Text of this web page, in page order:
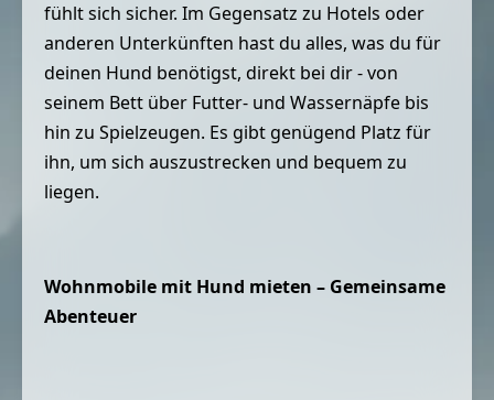
fühlt sich sicher. Im Gegensatz zu Hotels oder
anderen Unterkünften hast du alles, was du für
deinen Hund benötigst, direkt bei dir - von
seinem Bett über Futter- und Wassernäpfe bis
hin zu Spielzeugen. Es gibt genügend Platz für
ihn, um sich auszustrecken und bequem zu
liegen.
Wohnmobile mit Hund mieten – Gemeinsame
Abenteuer